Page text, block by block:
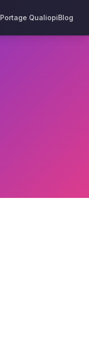
Portage QualiopiBlog